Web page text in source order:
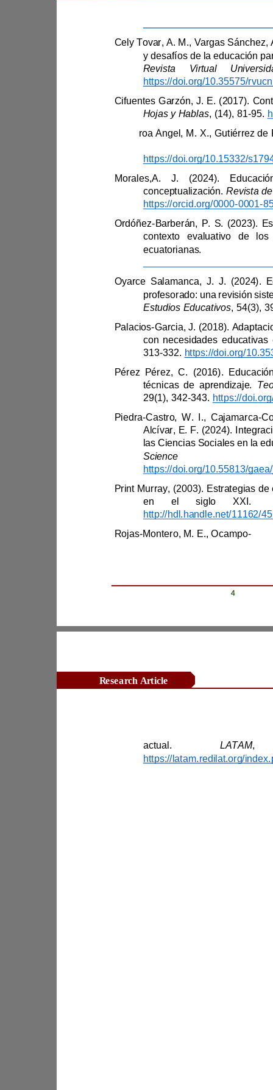
Revista Científica Zambos / Vol. 04
Hojas y Hablas , (14), 81-
https://
https://orcid.org/0000- 0001-
Ordóñez-
Estudios Educativos ,
Palacios-
313-
29(1), 342-
Piedra- Castro, W. I., Cajamarca-
las
Rojas- Montero, M. E., Ocampo-
Research Article
LATAM